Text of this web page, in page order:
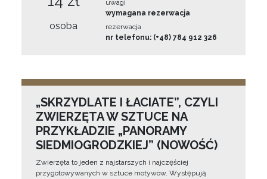
osoba
uwagi
wymagana rezerwacja
rezerwacja
nr telefonu: (+48) 784 912 326
„SKRZYDLATE I ŁACIATE”, CZYLI
ZWIERZĘTA W SZTUCE NA
PRZYKŁADZIE „PANORAMY
SIEDMIOGRODZKIEJ” (NOWOŚĆ)
Zwierzęta to jeden z najstarszych i najczęściej
przygotowywanych w sztuce motywów. Występują